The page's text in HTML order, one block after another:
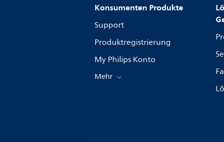
Konsumenten Produkte
Support
Produktregistrierung
My Philips Konto
Mehr